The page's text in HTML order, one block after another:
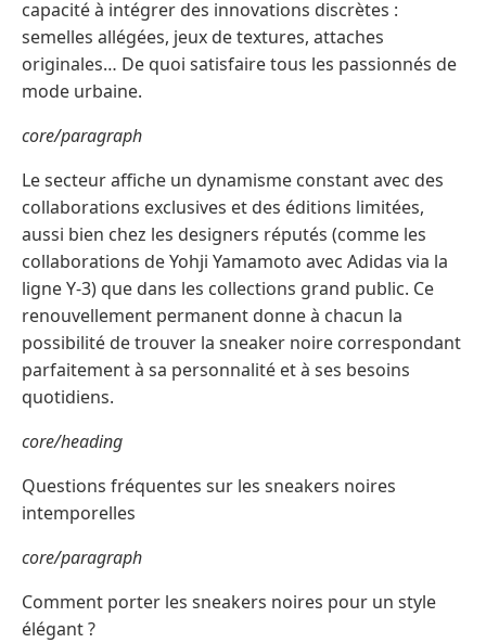
capacité à intégrer des innovations discrètes :
semelles allégées, jeux de textures, attaches
originales… De quoi satisfaire tous les passionnés de
mode urbaine.
core/paragraph
Le secteur affiche un dynamisme constant avec des
collaborations exclusives et des éditions limitées,
aussi bien chez les designers réputés (comme les
collaborations de Yohji Yamamoto avec Adidas via la
ligne Y-3) que dans les collections grand public. Ce
renouvellement permanent donne à chacun la
possibilité de trouver la sneaker noire correspondant
parfaitement à sa personnalité et à ses besoins
quotidiens.
core/heading
Questions fréquentes sur les sneakers noires
intemporelles
core/paragraph
Comment porter les sneakers noires pour un style
élégant ?